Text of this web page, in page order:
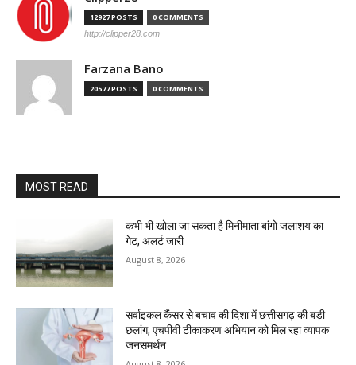
12927 POSTS 0 COMMENTS
http://clipper28.com
Farzana Bano
20577 POSTS 0 COMMENTS
MOST READ
कभी भी खोला जा सकता है मिनीमाता बांगो जलाशय का
गेट, अलर्ट जारी
August 8, 2026
सर्वाइकल कैंसर से बचाव की दिशा में छत्तीसगढ़ की बड़ी
छलांग, एचपीवी टीकाकरण अभियान को मिल रहा व्यापक
जनसमर्थन